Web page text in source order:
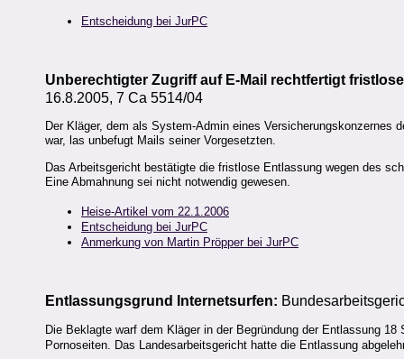
Entscheidung bei JurPC
Unberechtigter Zugriff auf E-Mail rechtfertigt
16.8.2005, 7 Ca 5514/04
Der Kläger, dem als System-Admin eines
war, las unbefugt Mails seiner Vorgesetzten.
Das Arbeitsgericht bestätigte die fristlose Entlassung wegen des
Eine Abmahnung sei nicht notwendig gewesen.
Heise-Artikel vom 22.1.2006
Entscheidung bei JurPC
Anmerkung von Martin Pröpper bei JurPC
Entlassungsgrund Internetsurfen:
Die Beklagte warf dem Kläger in der Begründung der Entlassung
Pornoseiten. Das Landesarbeitsgericht hatte die Entlassung